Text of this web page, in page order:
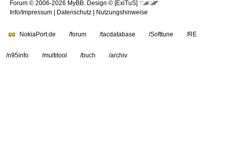
Forum © 2006-2026 MyBB
Design © [ExiTuS]
Info/Impressum
Datenschutz Nutzungshinweise
NokiaPort.de /forum /tacdatabase /Softtune /RE
/n95info /multitool /buch /archiv